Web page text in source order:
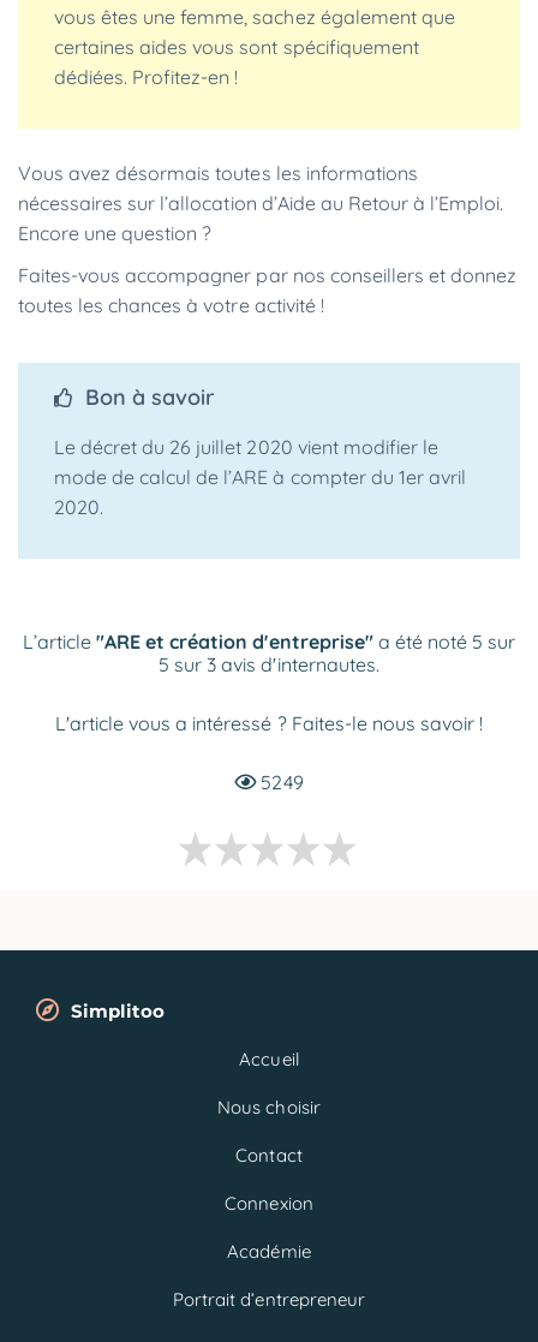
vous êtes une femme, sachez également que
certaines aides vous sont spécifiquement
dédiées. Profitez-en !
Vous avez désormais toutes les informations
nécessaires sur l’allocation d’Aide au Retour à l’Emploi.
Encore une question ?
Faites-vous accompagner par nos conseillers et donnez
toutes les chances à votre activité !
Bon à savoir
Le décret du 26 juillet 2020 vient modifier le
mode de calcul de l’ARE à compter du 1er avril
2020.
L’article"ARE et création d'entreprise"a été noté 5 sur
5 sur 3 avis d'internautes.
L'article vous a intéressé ? Faites-le nous savoir !
5249
Simplitoo
Accueil
Nous choisir
Contact
Connexion
Académie
Portrait d’entrepreneur